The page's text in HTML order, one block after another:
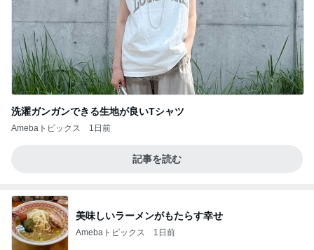
洗濯ガンガンできる生地が良いTシャツ
Amebaトピックス 1日前
記事を読む
美味しいラーメンがもたらす幸せ
Amebaトピックス 1日前